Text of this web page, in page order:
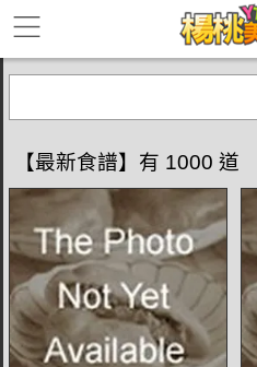
【最新食譜】有 1000 道